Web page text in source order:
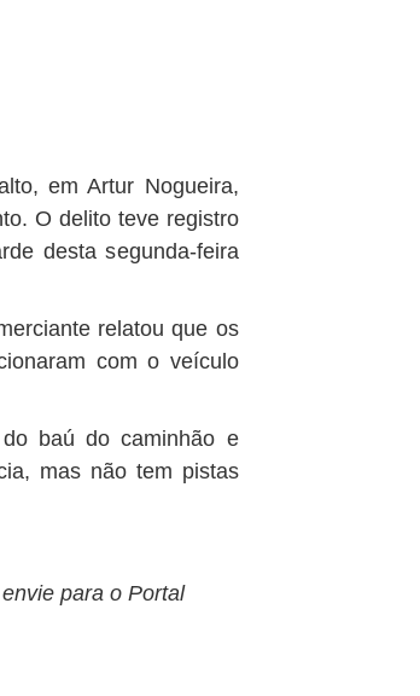
em Artur Nogueira,
O delito teve registro
desta segunda-feira
relatou que os
com o veículo
baú do caminhão e
mas não tem pistas
para o Portal